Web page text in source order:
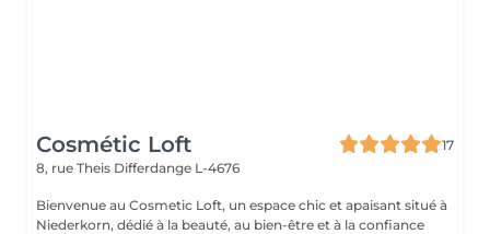
Cosmétic Loft
17
8, rue Theis Differdange L-4676
Bienvenue au Cosmetic Loft, un espace chic et apaisant situé à
Niederkorn, dédié à la beauté, au bien-être et à la confiance